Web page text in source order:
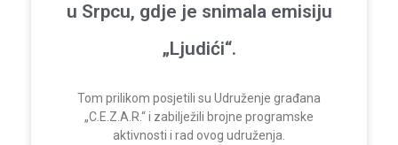
u Srpcu, gdje je snimala emisiju
„Ljudići“.
Tom prilikom posjetili su Udruženje građana
„C.E.Z.A.R.“ i zabilježili brojne programske
aktivnosti i rad ovog udruženja.